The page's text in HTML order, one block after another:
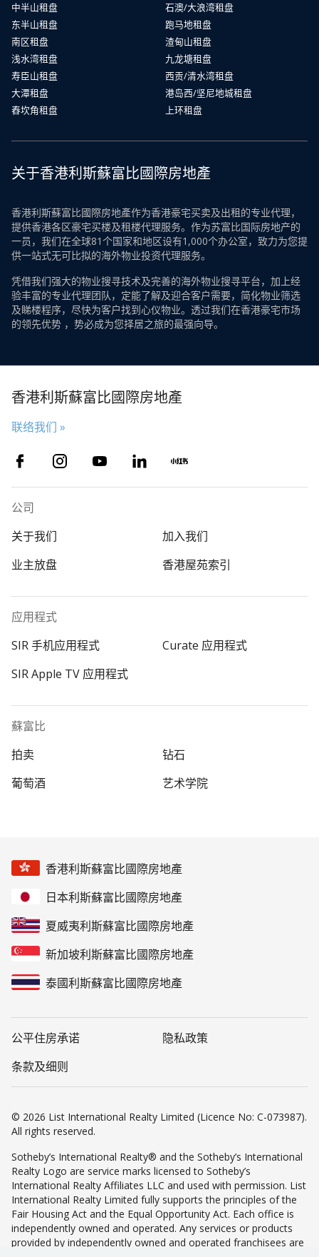
中半山租盘
东半山租盘
南区租盘
浅水湾租盘
寿臣山租盘
大潭租盘
舂坎角租盘
石澳/大浪湾租盘
跑马地租盘
渣甸山租盘
九龙塘租盘
西贡/清水湾租盘
港岛西/坚尼地城租盘
上环租盘
关于香港利斯蘇富比國際房地產
香港利斯蘇富比國際房地產作为香港豪宅买卖及出租的专业代理，
提供香港各区豪宅买楼及租楼代理服务。作为苏富比国际房地产的
一员，我们在全球81个国家和地区设有1,000个办公室，致力为您提
供一站式无可比拟的海外物业投资代理服务。
凭借我们强大的物业搜寻技术及完善的海外物业搜寻平台，加上经
验丰富的专业代理团队，定能了解及迎合客户需要，简化物业筛选
及睇楼程序，尽快为客户找到心仪物业。透过我们在香港豪宅市场
的领先优势 ，势必成为您择居之旅的最强向导。
香港利斯蘇富比國際房地產
联络我们 »
公司
关于我们
加入我们
业主放盘
香港屋苑索引
应用程式
SIR 手机应用程式
Curate 应用程式
SIR Apple TV 应用程式
蘇富比
拍卖
钻石
葡萄酒
艺术学院
香港利斯蘇富比國際房地產
日本利斯蘇富比國際房地產
夏威夷利斯蘇富比國際房地產
新加坡利斯蘇富比國際房地產
泰國利斯蘇富比國際房地產
公平住房承诺
隐私政策
条款及细则
© 2026 List International Realty Limited (Licence No: C-073987).
All rights reserved.
Sotheby’s International Realty® and the Sotheby’s International
Realty Logo are service marks licensed to Sotheby’s
International Realty Affiliates LLC and used with permission. List
International Realty Limited fully supports the principles of the
Fair Housing Act and the Equal Opportunity Act. Each office is
independently owned and operated. Any services or products
provided by independently owned and operated franchisees are